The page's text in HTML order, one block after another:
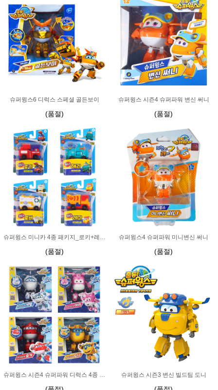
슈퍼윙스6 디럭스 스페셜 골든보이
(품절)
슈퍼윙스 시즌4 슈퍼파워 변신 써니
(품절)
슈퍼윙스 미니카 4종 패키지_로키+레미+로버+해리
(품절)
슈퍼윙스4 슈퍼파워 미니변신 써니
(품절)
슈퍼윙스 시즌4 슈퍼파워 디럭스 4종 패키지 슈퍼윙스 시즌3 변신 빌드팀 도니